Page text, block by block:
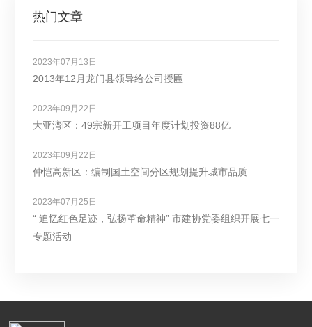
热门文章
2023年07月13日
2013年12月龙门县领导给公司授匾
2023年09月22日
大亚湾区：49宗新开工项目年度计划投资88亿
2023年09月22日
仲恺高新区：编制国土空间分区规划提升城市品质
2023年07月25日
“ 追忆红色足迹，弘扬革命精神” 市建协党委组织开展七一
专题活动